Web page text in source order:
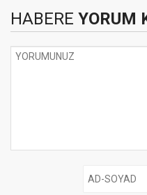
HABERE YORUM